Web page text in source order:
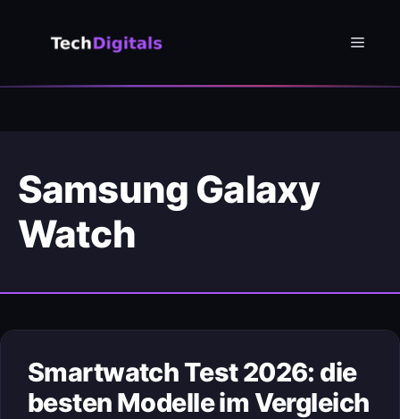
Menü
Samsung Galaxy
Watch
Smartwatch Test 2026: die
besten Modelle im Vergleich